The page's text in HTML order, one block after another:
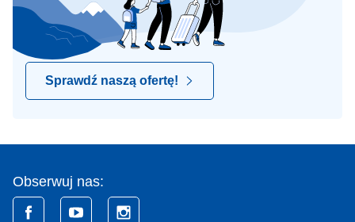
Sprawdź naszą ofertę!
Obserwuj nas: